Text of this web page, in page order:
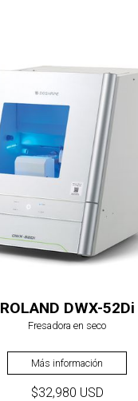
ROLAND DWX-52Di
Fresadora en seco
Más información
$32,980 USD